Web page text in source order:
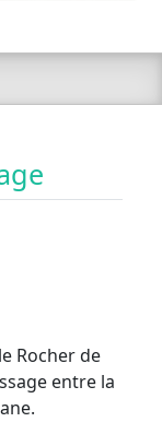
Rocher de
entre la